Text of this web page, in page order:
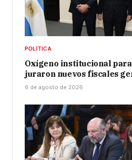
POLÍTICA
Oxígeno institucional para
juraron nuevos fiscales
6 de agosto de 2026